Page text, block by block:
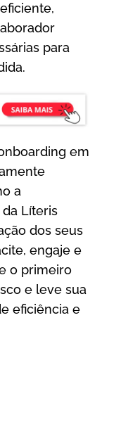
para
em
a
Líteris
dos seus
engaje e
o primeiro
e leve sua
eficiência e